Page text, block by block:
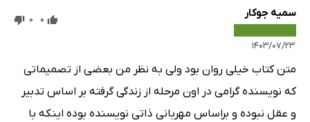
سمیه جوکار
۱۴۰۳/۰۷/۲۳
0
0
متن کتاب خیلی روان بود ولی به نظر من بعضی از تصمیماتی
که نویسنده گرامی در اون مرحله از زندگی گرفته بر اساس تدبیر
و عقل نبوده و براساس مهربانی ذاتی نویسنده بوده اینکه با